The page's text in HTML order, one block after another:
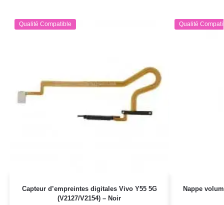
Qualité Compatible
Capteur d’empreintes digitales Vivo Y55 5G
(V2127/V2154) – Noir
Qualité
Nappe